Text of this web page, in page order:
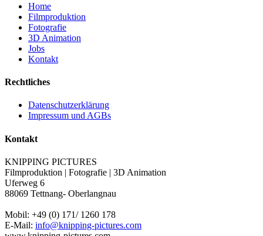
Home
Filmproduktion
Fotografie
3D Animation
Jobs
Kontakt
Rechtliches
Datenschutzerklärung
Impressum und AGBs
Kontakt
KNIPPING PICTURES
Filmproduktion | Fotografie | 3D Animation
Uferweg 6
88069 Tettnang- Oberlangnau
Mobil: +49 (0) 171/ 1260 178
E-Mail: info@knipping-pictures.com